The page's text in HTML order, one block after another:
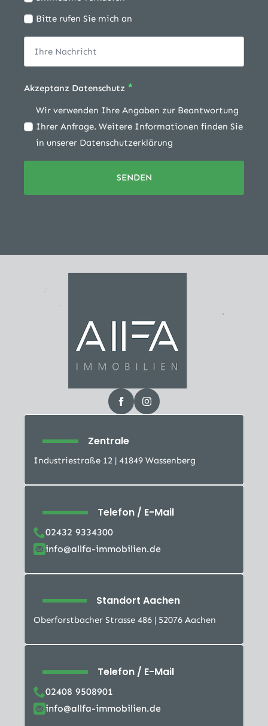
Bitte rufen Sie mich an
Akzeptanz Datenschutz *
Wir verwenden Ihre Angaben zur Beantwortung
Ihrer Anfrage. Weitere Informationen finden Sie
in unserer Datenschutzerklärung
SENDEN
Zentrale
Industriestraße 12 | 41849 Wassenberg
Telefon / E-Mail
02432 9334300
info@allfa-immobilien.de
Standort Aachen
Oberforstbacher Strasse 486 | 52076 Aachen
Telefon / E-Mail
02408 9508901
info@allfa-immobilien.de